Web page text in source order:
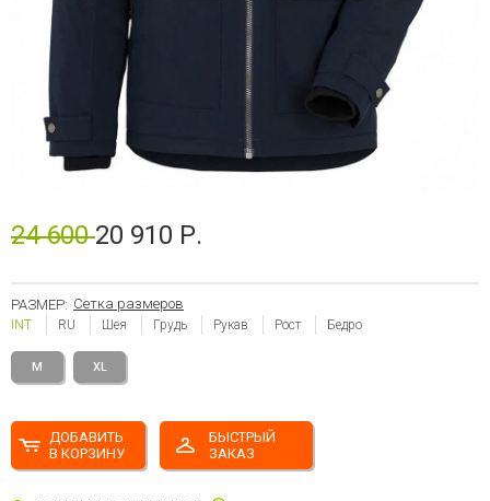
24 60020 910 Р.
РАЗМЕР: Сетка размеров
INT RU Шея Грудь Рукав Рост Бедро
M XL
ДОБАВИТЬ
В КОРЗИНУ
БЫСТРЫЙ
ЗАКАЗ